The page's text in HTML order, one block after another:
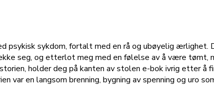
psykisk sykdom, fortalt med en rå og ubøyelig
seg, og etterlot meg med en følelse av å være tømt,
holder deg på kanten av stolen e-bok ivrig etter å
var en langsom brenning, bygning av spenning og uro